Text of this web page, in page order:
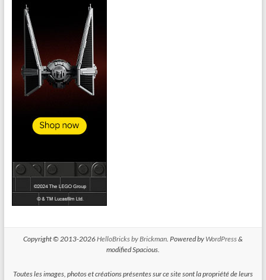
Copyright © 2013-2026HelloBricks by Brickman. Powered by WordPress&
modified Spacious.
Toutes les images, photos et créations présentes sur ce site sont la propriété de leurs